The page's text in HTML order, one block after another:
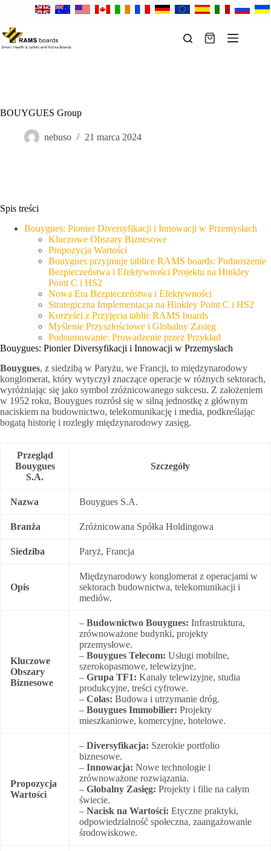
treści
Koszyk
BOUYGUES Group
nebuso 21 marca 2024
Spis treści
Bouygues: Pionier Diversyfikacji i Innowacji w Przemysłach
Kluczowe Obszary Biznesowe
Propozycja Wartości
Bouygues przyjmuje tablice RAMS boards: Podnoszenie
Bezpieczeństwa i Efektywności Projektu na Hinkley
Point C i HS2
Nowa Era Bezpieczeństwa i Efektywności
Strategiczna Implementacja na Hinkley Point C i HS2
Korzyści z Przyjęcia tablic RAMS boards
Myślenie Przyszłościowe i Globalny Zasięg
Podsumowanie: Prowadzenie przez Przykład
Bouygues: Pionier Diversyfikacji i Innowacji w Przemysłach
Bouygues, z siedzibą w Paryżu, we Francji, to międzynarodowy
konglomerat, który wytyczył znaczące operacje w różnych sektorach,
wyróżniając się jako symbol zróżnicowanego sukcesu. Z założeniem
w 1952 roku, Bouygues rozrósł się w silną jednostkę z głównym
naciskiem na budownictwo, telekomunikację i media, podkreślając
bogatą historię i rozległy międzynarodowy zasięg.
Przegląd
Bouygues
S.A.
Szczegóły
Nazwa Bouygues S.A.
Branża Zróżnicowana Spółka Holdingowa
Siedziba Paryż, Francja
Opis
Międzynarodowy konglomerat z operacjami w
sektorach budownictwa, telekomunikacji i
mediów.
Kluczowe
Obszary
Biznesowe
– Budownictwo Bouygues: Infrastruktura,
zrównoważone budynki, projekty
przemysłowe.
– Bouygues Telecom: Usługi mobilne,
szerokopasmowe, telewizyjne.
– Grupa TF1: Kanały telewizyjne, studia
produkcyjne, treści cyfrowe.
– Colas: Budowa i utrzymanie dróg.
– Bouygues Immobilier: Projekty
mieszkaniowe, komercyjne, hotelowe.
Propozycja
Wartości
– Diversyfikacja: Szerokie portfolio
biznesowe.
– Innowacja: Nowe technologie i
zrównoważone rozwiązania.
– Globalny Zasięg: Projekty i filie na całym
świecie.
– Nacisk na Wartości: Etyczne praktyki,
odpowiedzialność społeczna, zaangażowanie
środowiskowe.